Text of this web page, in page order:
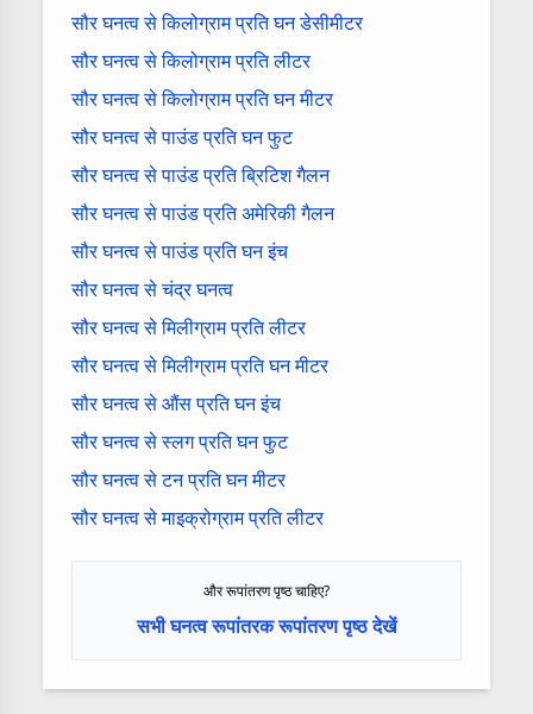
सौर घनत्व से किलोग्राम प्रति घन डेसीमीटर
सौर घनत्व से किलोग्राम प्रति लीटर
सौर घनत्व से किलोग्राम प्रति घन मीटर
सौर घनत्व से पाउंड प्रति घन फुट
सौर घनत्व से पाउंड प्रति ब्रिटिश गैलन
सौर घनत्व से पाउंड प्रति अमेरिकी गैलन
सौर घनत्व से पाउंड प्रति घन इंच
सौर घनत्व से चंद्र घनत्व
सौर घनत्व से मिलीग्राम प्रति लीटर
सौर घनत्व से मिलीग्राम प्रति घन मीटर
सौर घनत्व से औंस प्रति घन इंच
सौर घनत्व से स्लग प्रति घन फुट
सौर घनत्व से टन प्रति घन मीटर
सौर घनत्व से माइक्रोग्राम प्रति लीटर
और रूपांतरण पृष्ठ चाहिए?
सभी घनत्व रूपांतरक रूपांतरण पृष्ठ देखें